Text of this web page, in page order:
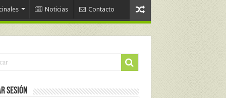
Noticias Contacto
Sesión